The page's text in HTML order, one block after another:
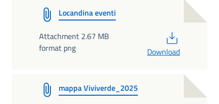
Locandina eventi
Attachment 2.67 MB
format png
Download
mappa Viviverde_2025